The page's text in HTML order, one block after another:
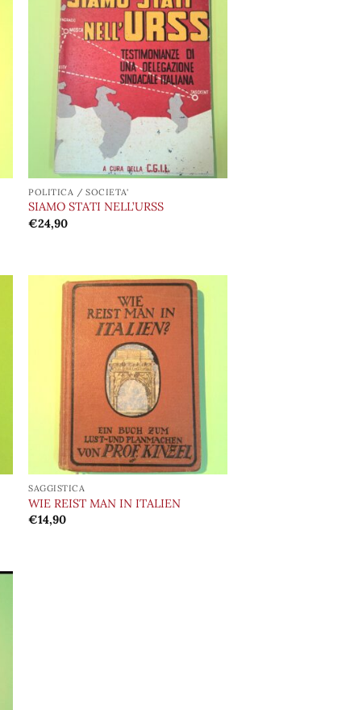
Aggiungi
alla lista
dei
desideri
POLITICA / SOCIETA'
SIAMO STATI NELL’URSS
€24,90
Aggiungi
dei
desideri
SAGGISTICA
WIE REIST MAN IN ITALIEN
€14,90